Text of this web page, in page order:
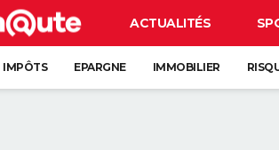
ACTUALITÉS
IMPÔTS EPARGNE IMMOBILIER